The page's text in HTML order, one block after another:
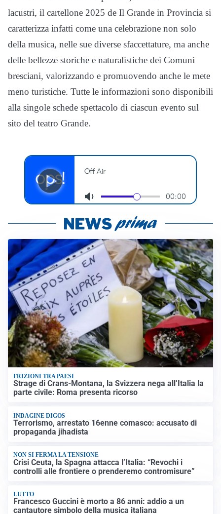
lacustri, il cartellone 2025 de Il Grande in Provincia si
caratterizza infatti come una celebrazione non solo
della musica, nelle sue diverse sfaccettature, ma anche
delle bellezze storiche e naturalistiche dei Comuni
bresciani, valorizzando e promuovendo anche le mete
meno turistiche. Tutte le informazioni sono disponibili
alla singole schede spettacolo di ciascun evento sul
sito del teatro Grande.
FRIZIONI TRA PAESI
Strage di Crans-Montana, la Svizzera nega all’Italia la
parte civile: Roma presenta ricorso
INDAGINE DIGOS
Terrorismo, arrestato 16enne comasco: accusato di
propaganda jihadista
NON SI FERMA LA TENSIONE
Crisi Ceuta, la Spagna attacca l’Italia: “Revochi i
controlli alle frontiere o prenderemo contromisure”
LUTTO
Francesco Guccini è morto a 86 anni: addio a un
cantautore simbolo della musica italiana